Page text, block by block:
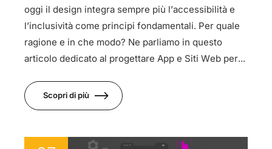
oggi il design integra sempre più l’accessibilità e
l’inclusività come principi fondamentali. Per quale
ragione e in che modo? Ne parliamo in questo
articolo dedicato al progettare App e Siti Web per...
Scopri di più